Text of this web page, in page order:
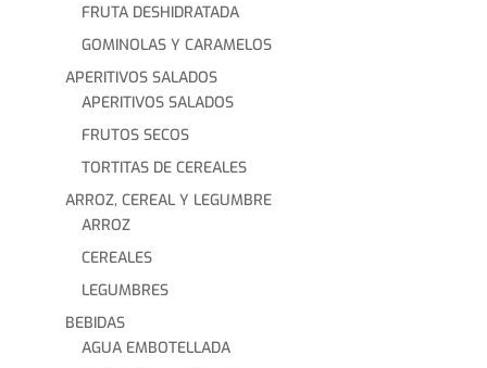
FRUTA DESHIDRATADA
GOMINOLAS Y CARAMELOS
APERITIVOS SALADOS
APERITIVOS SALADOS
FRUTOS SECOS
TORTITAS DE CEREALES
ARROZ, CEREAL Y LEGUMBRE
ARROZ
CEREALES
LEGUMBRES
BEBIDAS
AGUA EMBOTELLADA